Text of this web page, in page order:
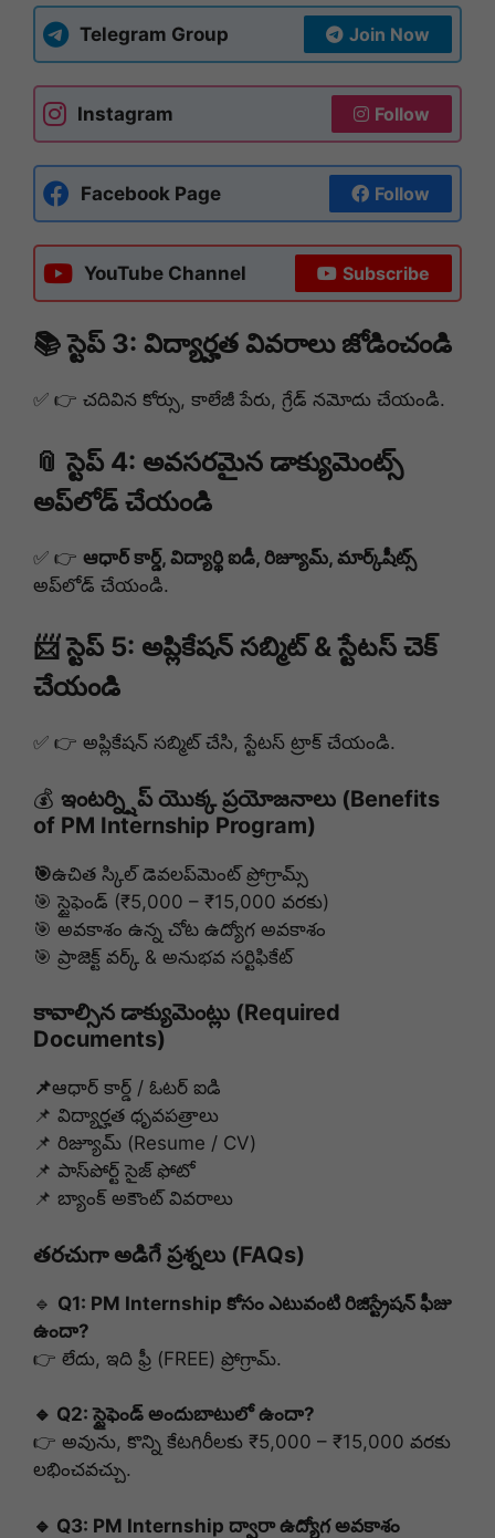
Telegram Group Join Now
Instagram Follow
Facebook Page Follow
YouTube Channel Subscribe
📚 స్టెప్ 3: విద్యార్హత వివరాలు జోడించండి
✅ 👉 చదివిన కోర్సు, కాలేజీ పేరు, గ్రేడ్ నమోదు చేయండి.
📎 స్టెప్ 4: అవసరమైన డాక్యుమెంట్స్
అప్‌లోడ్ చేయండి
✅ 👉 ఆధార్ కార్డ్, విద్యార్థి ఐడీ, రిజ్యూమ్, మార్క్‌షీట్స్
అప్‌లోడ్ చేయండి.
📨 స్టెప్ 5: అప్లికేషన్ సబ్మిట్ & స్టేటస్ చెక్
చేయండి
✅ 👉 అప్లికేషన్ సబ్మిట్ చేసి, స్టేటస్ ట్రాక్ చేయండి.
💰 ఇంటర్న్షిప్ యొక్క ప్రయోజనాలు (Benefits
of PM Internship Program)
🎯ఉచిత స్కిల్ డెవలప్‌మెంట్ ప్రోగ్రామ్స్
🎯 స్టైఫెండ్ (₹5,000 – ₹15,000 వరకు)
🎯 అవకాశం ఉన్న చోట ఉద్యోగ అవకాశం
🎯 ప్రాజెక్ట్ వర్క్ & అనుభవ సర్టిఫికేట్
కావాల్సిన డాక్యుమెంట్లు (Required
Documents)
📌ఆధార్ కార్డ్ / ఓటర్ ఐడి
📌 విద్యార్హత ధృవపత్రాలు
📌 రిజ్యూమ్ (Resume / CV)
📌 పాస్‌పోర్ట్ సైజ్ ఫోటో
📌 బ్యాంక్ అకౌంట్ వివరాలు
తరచుగా అడిగే ప్రశ్నలు (FAQs)
🔹 Q1: PM Internship కోసం ఎటువంటి రిజిస్ట్రేషన్ ఫీజు
ఉందా?
👉 లేదు, ఇది ఫ్రీ (FREE) ప్రోగ్రామ్.
🔹 Q2: స్టైఫెండ్ అందుబాటులో ఉందా?
👉 అవును, కొన్ని కేటగిరీలకు ₹5,000 – ₹15,000 వరకు
లభించవచ్చు.
🔹 Q3: PM Internship ద్వారా ఉద్యోగ అవకాశం